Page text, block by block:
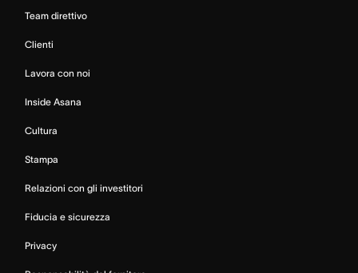
Team direttivo
Clienti
Lavora con noi
Inside Asana
Cultura
Stampa
Relazioni con gli investitori
Fiducia e sicurezza
Privacy